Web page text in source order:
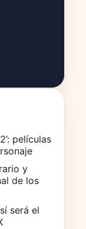
películas
y
de los
será el